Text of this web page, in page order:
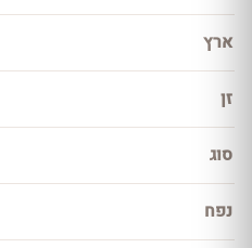
ארץ
זן
סוג
נפח